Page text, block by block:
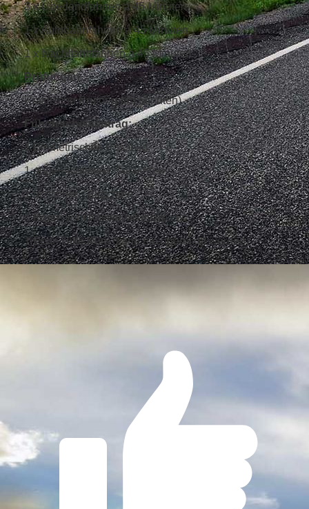
3 x Überlandfahrten á 45 Minuten
1 x Autobahnfahrten á 45 Minuten
1 x Nachtfahrtfahrten á 45 Minuten
Prüfungen
Praktische Prüfung (85 Minuten)
Führerscheinantrag:
1 Biometrisches Passbild
1 augenärztliches Gutachten
1 ärztliches Gutachten
1 Kopie vom Ausweis/Reisepass
1 Erste Hilfe Kurs (kann nachgereicht werden)